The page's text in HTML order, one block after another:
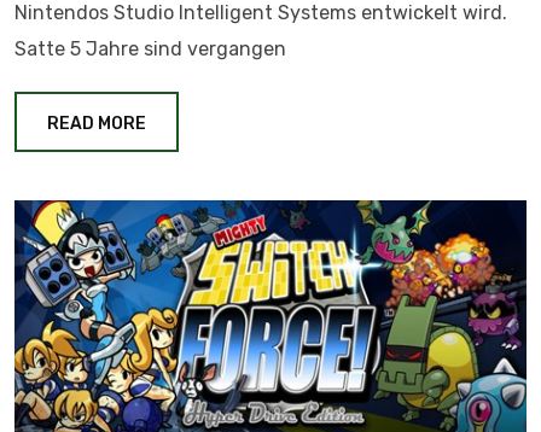
Nintendos Studio Intelligent Systems entwickelt wird.
Satte 5 Jahre sind vergangen
READ MORE